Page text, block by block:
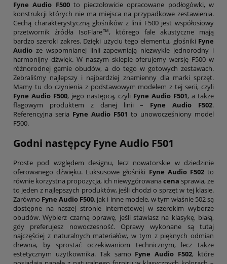
Fyne Audio F500to pieczołowicie opracowane podłogówki, w
konstrukcji których nie ma miejsca na przypadkowe zestawienia.
Cechą charakterystyczną głośników z linii F500 jest współosiowy
przetwornik źródła IsoFlare™, którego fale akustyczne mają
bardzo szeroki zakres. Dzięki użyciu tego elementu, głośniki Fyne
Audio ze wspomnianej linii zapewniają niezwykle jednorodny i
harmonijny dźwięk. W naszym sklepie oferujemy wersję F500 w
różnorodnej gamie obudów, a do tego w gotowych zestawach.
Zebraliśmy najlepszy i najbardziej znamienny dla marki sprzęt.
Mamy tu do czynienia z podstawowym modelem z tej serii, czyli
Fyne Audio F500, jego następcą, czyli Fyne Audio F501, a także
flagowym produktem z danej linii – Fyne Audio F502.
Referencyjna seria Fyne Audio F501 to unowocześniony model
F500.
Godni następcy Fyne Audio F501
Proste pod względem designu, lecz nowatorskie w dziedzinie
oferowanego dźwięku. Luksusowe głośniki Fyne Audio F502to
równie korzystna propozycja, ich niewygórowana cena sprawia, że
to jeden z najlepszych produktów, jeśli chodzi o sprzęt w tej klasie.
Zarówno Fyne Audio F500, jak i inne modele, w tym właśnie 502 są
dostępne na naszej stronie internetowej w szerokim wyborze
obudów. Wybierz czarną oprawę, jeśli stawiasz na klasykę, białą,
gdy preferujesz nowoczesność. Oprawy wykonane są tutaj
najczęściej z naturalnych materiałów, w tym z pięknych odmian
drewna, by sprostać oczekiwaniom technicznym, lecz także
estetycznym użytkownika. Tak samo Fyne Audio F502, które